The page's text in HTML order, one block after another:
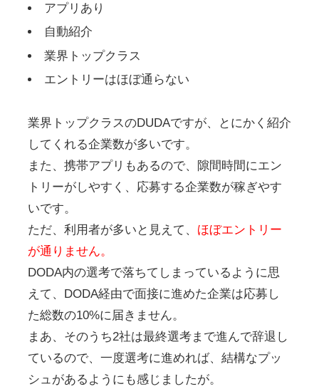
アプリあり
自動紹介
業界トップクラス
エントリーはほぼ通らない
業界トップクラスのDUDAですが、とにかく紹介
してくれる企業数が多いです。
また、携帯アプリもあるので、隙間時間にエン
トリーがしやすく、応募する企業数が稼ぎやす
いです。
ただ、利用者が多いと見えて、 ほぼエントリー
が通りません。
DODA内の選考で落ちてしまっているように思
えて、DODA経由で面接に進めた企業は応募し
た総数の10%に届きません。
まあ、そのうち2社は最終選考まで進んで辞退し
ているので、一度選考に進めれば、結構なプッ
シュがあるようにも感じましたが。